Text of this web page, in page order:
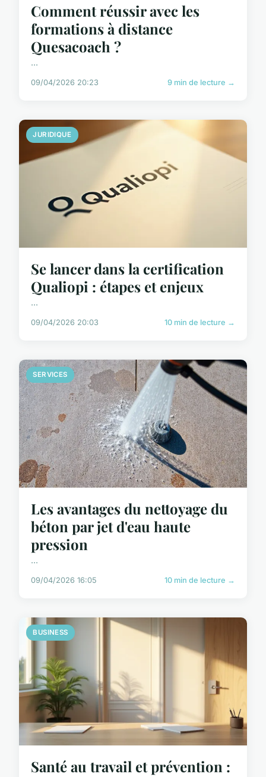
Comment réussir avec les
formations à distance
Quesacoach ?
...
09/04/2026 20:23 9 min de lecture →
JURIDIQUE
Se lancer dans la certification
Qualiopi : étapes et enjeux
...
09/04/2026 20:03 10 min de lecture →
SERVICES
Les avantages du nettoyage du
béton par jet d'eau haute
pression
...
09/04/2026 16:05 10 min de lecture →
BUSINESS
Santé au travail et prévention :